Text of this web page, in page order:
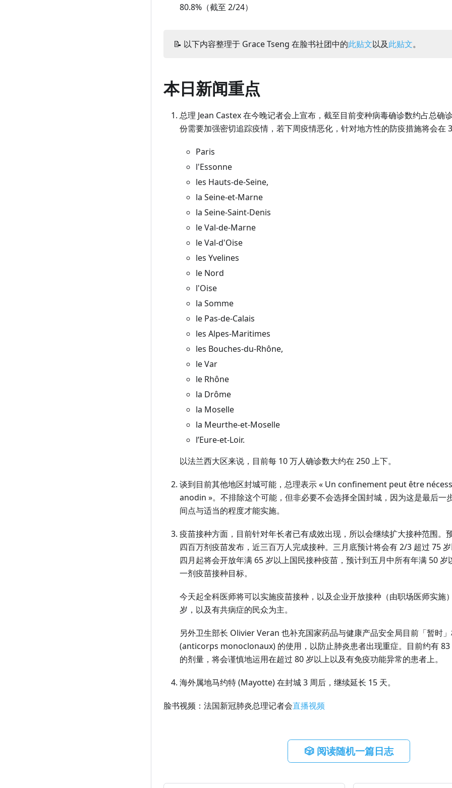
80.8%（截至 2/24）
📝 以下内容整理于 Grace Tseng 在脸书社团中的此贴文以及此贴文。
本日新闻重点
总理 Jean Castex 在今晚记者会上宣布，截至目前变种病毒确诊数约占总确
份需要加强密切追踪疫情，若下周疫情恶化，针对地方性的防疫措施将会在
Paris
l'Essonne
les Hauts-de-Seine,
la Seine-et-Marne
la Seine-Saint-Denis
le Val-de-Marne
le Val-d'Oise
les Yvelines
le Nord
l'Oise
la Somme
le Pas-de-Calais
les Alpes-Maritimes
les Bouches-du-Rhône,
le Var
le Rhône
la Drôme
la Moselle
la Meurthe-et-Moselle
l’Eure-et-Loir.
以法兰西大区来说，目前每 10 万人确诊数大约在 250 上下。
谈到目前其他地区封城可能，总理表示 « Un confinement peut être
anodin »。不排除这个可能，但非必要不会选择全国封城，因为这是最后一
间点与适当的程度才能实施。
疫苗接种方面，目前针对年长者已有成效出现，所以会继续扩大接种范围。
四百万剂疫苗发布，近三百万人完成接种。三月底预计将会有 2/3 超过 75
四月起将会开放年满 65 岁以上国民接种疫苗，预计到五月中所有年满 50
一剂疫苗接种目标。
今天起全科医师将可以实施疫苗接种，以及企业开放接种（由职场医师实施
岁，以及有共病症的民众为主。
另外卫生部长 Olivier Veran 也补充国家药品与健康产品安全局目前「暂时
(anticorps monoclonaux) 的使用，以防止肺炎患者出现重症。目前约有 83
的剂量，将会谨慎地运用在超过 80 岁以上以及有免疫功能异常的患者上。
海外属地马约特 (Mayotte) 在封城 3 周后，继续延长 15 天。
脸书视频：法国新冠肺炎总理记者会直播视频
🎲 阅读随机一篇日志